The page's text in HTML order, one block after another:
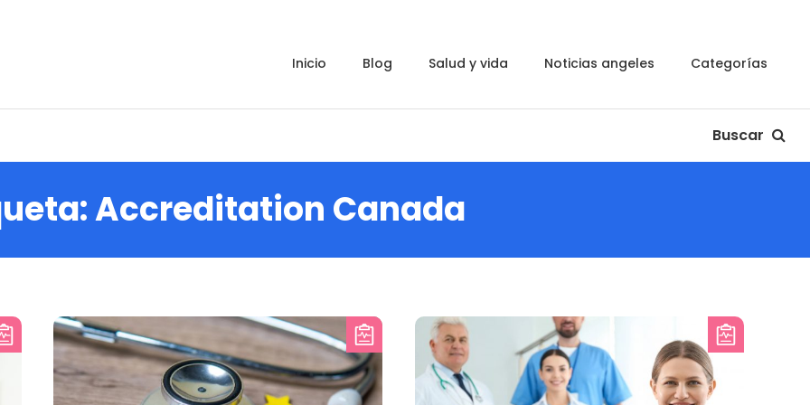
inicio blog salud y vida noticias angeles categorías
Buscar
Accreditation Canada